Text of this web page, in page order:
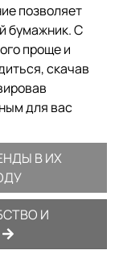
позволяет
бумажник. С
проще и
скачав
для вас
В ИХ
И